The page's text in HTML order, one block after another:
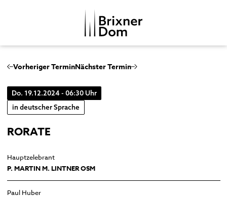
DEIT
DOMKAPITEL
DOMMUSIK
Kreuzgang
MENSCHENBILDER
Vorheriger TerminNächster Termin
Do. 19.12.2024 - 06:30 Uhr
in deutscher Sprache
RORATE
Hauptzelebrant
P. MARTIN M. LINTNER OSM
Paul Huber